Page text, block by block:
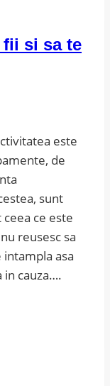
si sa te
este
de
sunt
ce este
reusesc sa
asa
in cauza….